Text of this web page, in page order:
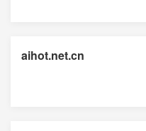
aihot.net.cn